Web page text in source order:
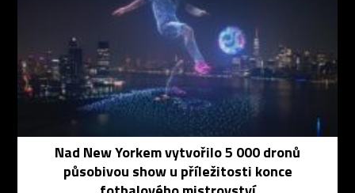
Nad New Yorkem vytvořilo 5 000 dronů
působivou show u příležitosti konce